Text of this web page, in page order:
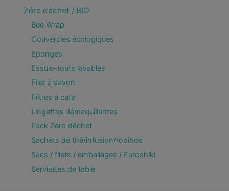
Zéro déchet / BIO
Bee Wrap
Couvercles écologiques
Eponges
Essuie-touts lavables
Filet à savon
Filtres à café
Lingettes démaquillantes
Pack Zéro déchet
Sachets de thé/infusion/rooibos
Sacs / filets / emballages / Furoshiki
Serviettes de table